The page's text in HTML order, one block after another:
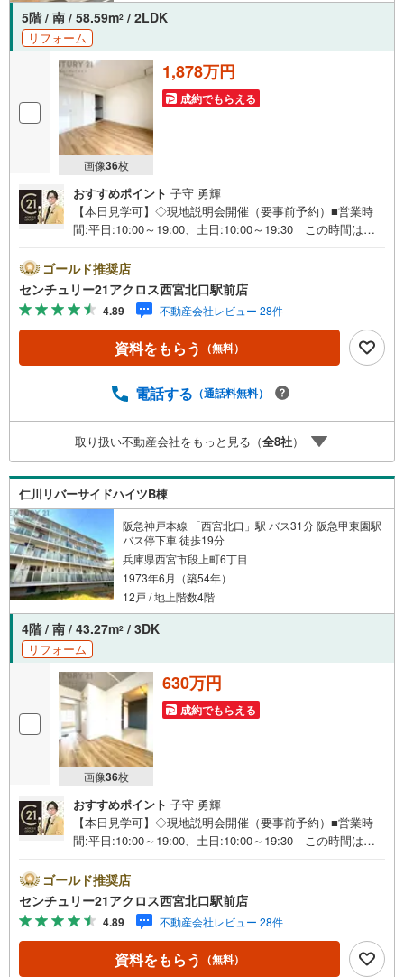
5階 / 南 / 58.59m2 / 2LDK
リフォーム
画像36枚
1,878万円
成約でもらえる
おすすめポイント 子守 勇輝
【本日見学可】◇現地説明会開催（要事前予約）■営業時
間:平日:10:00～19:00、土日:10:00～19:30 この時間はお
7月リフォーム済。阪急「西宮北口」駅、徒歩6分。南向き
で陽当たり・通風良好。5階部分で眺望良好○センチュリー
21アクロスグループの3つの特徴○■センチュリー21グルー
プで28年連続No.1（1997年～2024年兵庫地区仲介実績）
西宮・尼崎・伊丹・宝塚にて8店舗展開中。阪神間での購入
や売却は当店にお任せ下さい■お客様駐車場、キッズスペー
でのお越しも大歓迎です。 お子様連れでもご安心くださ
始め多数物件を取り扱っています。Yahoo！不動産に掲載
しきれない物件もご紹介できます。お気軽にお問合せくだ
さい。弊社ホームページへは「C21アクロス」で検索！
ゴールド推奨店
センチュリー21アクロス西宮北口駅前店
4.89 不動産会社レビュー 28件
資料をもらう （無料）
電話する （通話料無料）
取り扱い不動産会社をもっと見る（全8社）
仁川リバーサイドハイツB棟
阪急神戸本線 「西宮北口」駅 バス31分 阪急甲東園駅
バス停下車 徒歩19分
兵庫県西宮市段上町6丁目
1973年6月（築54年）
12戸 / 地上階数4階
4階 / 南 / 43.27m2 / 3DK
リフォーム
画像36枚
630万円
成約でもらえる
おすすめポイント 子守 勇輝
【本日見学可】◇現地説明会開催（要事前予約）■営業時
間:平日:10:00～19:00、土日:10:00～19:30 この時間はお
フォーム済み！最上階、南向きにつき明るく陽当り良好で
す♪スーパー、コンビニまで徒歩3分と便利。○センチュリ
ー21アクロスグループの3つの特徴○■センチュリー21グル
ープで28年連続No.1（1997年～2024年兵庫地区仲介実績）
西宮・尼崎・伊丹・宝塚にて8店舗展開中。阪神間での購
入や売却は当店にお任せ下さい■お客様駐車場、キッズスペ
ゴールド推奨店
センチュリー21アクロス西宮北口駅前店
4.89 不動産会社レビュー 28件
資料をもらう （無料）